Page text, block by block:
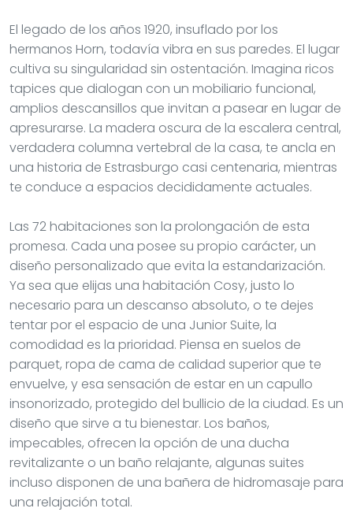
El legado de los años 1920, insuflado por los
hermanos Horn, todavía vibra en sus paredes. El lugar
cultiva su singularidad sin ostentación. Imagina ricos
tapices que dialogan con un mobiliario funcional,
amplios descansillos que invitan a pasear en lugar de
apresurarse. La madera oscura de la escalera central,
verdadera columna vertebral de la casa, te ancla en
una historia de Estrasburgo casi centenaria, mientras
te conduce a espacios decididamente actuales.
Las 72 habitaciones son la prolongación de esta
promesa. Cada una posee su propio carácter, un
diseño personalizado que evita la estandarización.
Ya sea que elijas una habitación Cosy, justo lo
necesario para un descanso absoluto, o te dejes
tentar por el espacio de una Junior Suite, la
comodidad es la prioridad. Piensa en suelos de
parquet, ropa de cama de calidad superior que te
envuelve, y esa sensación de estar en un capullo
insonorizado, protegido del bullicio de la ciudad. Es un
diseño que sirve a tu bienestar. Los baños,
impecables, ofrecen la opción de una ducha
revitalizante o un baño relajante, algunas suites
incluso disponen de una bañera de hidromasaje para
una relajación total.